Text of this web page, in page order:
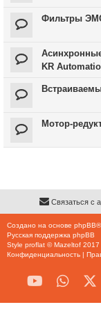
Фильтры
KR
Мотор-
Связаться с
Создано на основе phpBB
Русская поддержка phpBB
Style proflat ©Mazeltof 2017
Конфиденциальность |